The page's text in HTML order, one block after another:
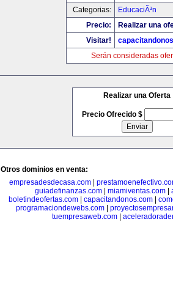
Categorias:
EducaciÃ³n
Precio:
Realizar una
Visitar!
Serán consideradas
Realizar una Oferta
Precio Ofrecido $
Otros dominios en venta:
empresadesdecasa.com
guiadefinanzas.com
miamiventas.com
boletindeofertas.com| capacitandonos.com|
programaciondewebs.com
tuempresaweb.com